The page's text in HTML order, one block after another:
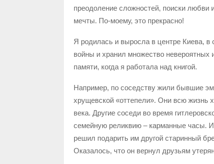
преодоление сложностей, поиски
мечты. По-моему, это прекрасно!
Я родилась и выросла в центре Киева,
войны и хранил множество
памяти, когда я работала над книгой.
Например, по соседству жили бывшие
хрущевской «оттепели». Они всю жизнь
века. Другие соседи во время
семейную реликвию – карманные часы.
решил подарить им другой старинный
Оказалось, что он вернул друзьям